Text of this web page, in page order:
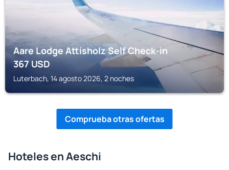
Aare Lodge Attisholz Self Check-in
367USD
Luterbach, 14 agosto 2026, 2 noches
Comprueba otras ofertas
Hoteles en Aeschi